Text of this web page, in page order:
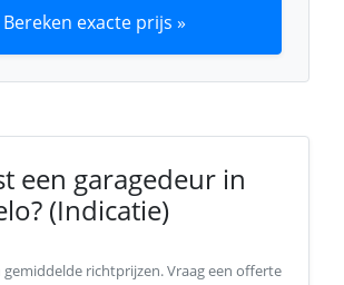
Bereken exacte prijs »
een garagedeur in
(Indicatie)
gemiddelde richtprijzen. Vraag een offerte